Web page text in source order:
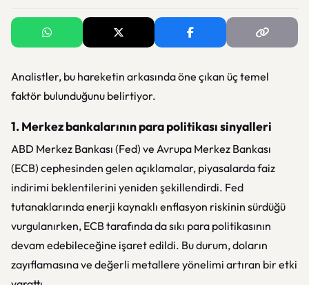
Analistler, bu hareketin arkasında öne çıkan üç temel
faktör bulunduğunu belirtiyor.
1. Merkez bankalarının para politikası sinyalleri
ABD Merkez Bankası (Fed) ve Avrupa Merkez Bankası
(ECB) cephesinden gelen açıklamalar, piyasalarda faiz
indirimi beklentilerini yeniden şekillendirdi. Fed
tutanaklarında enerji kaynaklı enflasyon riskinin sürdüğü
vurgulanırken, ECB tarafında da sıkı para politikasının
devam edebileceğine işaret edildi. Bu durum, doların
zayıflamasına ve değerli metallere yönelimi artıran bir etki